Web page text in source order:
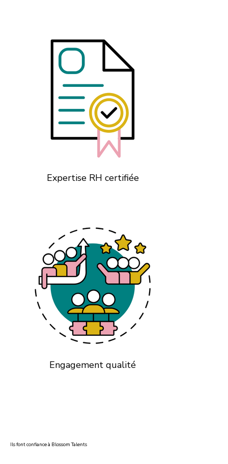
Expertise RH certifiée
Engagement qualité
Ils font confiance à Blossom Talents